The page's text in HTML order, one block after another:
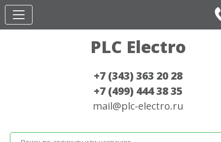
PLC Electro
+7 (343) 363 20 28
+7 (499) 444 38 35
mail@plc-electro.ru